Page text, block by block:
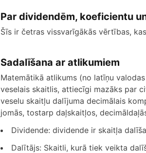
Par dividendēm, koeficientu
Šīs ir četras vissvarīgākās vērtības,
Sadalīšana ar atlikumiem
Matemātikā atlikums (no latīņu
veselais skaitlis, attiecīgi mazāks par
veselu skaitļu dalījuma decimālais
jomās, tostarp daļskaitļos,
Dividende: dividende ir skaitļa
Dalītājs: Skaitli, kurā tiek veikta